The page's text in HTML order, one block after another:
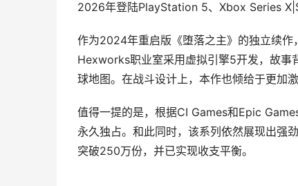
2026年登陆PlayStation 5、Xbox Series
作为2024年重启版《堕落之主》的独立续
Hexworks职业室采用虚拟引擎5开发，故事
球地图。在战斗设计上，本作也倾给于更加
值得一提的是，根据CI Games和Epic
永久独占。和此同时，该系列依然展现出
突破250万份，并已实现收支平衡。